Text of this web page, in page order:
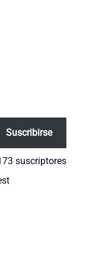
Suscribirse
suscriptores